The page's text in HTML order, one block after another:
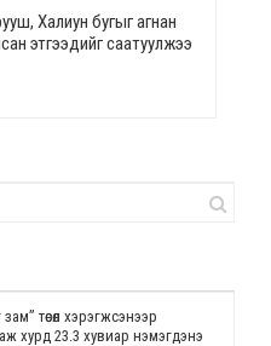
Халиун бугыг агнан
этгээдийг саатуулжээ
төсөл хэрэгжсэнээр
хурд 23.3 хувиар нэмэгдэнэ